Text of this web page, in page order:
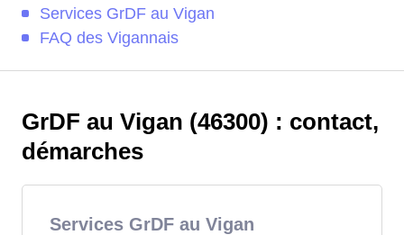
Services GrDF au Vigan
FAQ des Vigannais
GrDF au Vigan (46300) : contact,
démarches
Services GrDF au Vigan